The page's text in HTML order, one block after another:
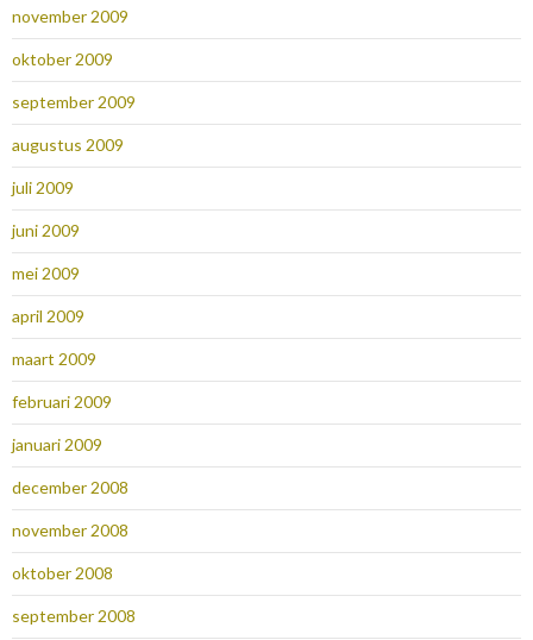
november 2009
oktober 2009
september 2009
augustus 2009
juli 2009
juni 2009
mei 2009
april 2009
maart 2009
februari 2009
januari 2009
december 2008
november 2008
oktober 2008
september 2008